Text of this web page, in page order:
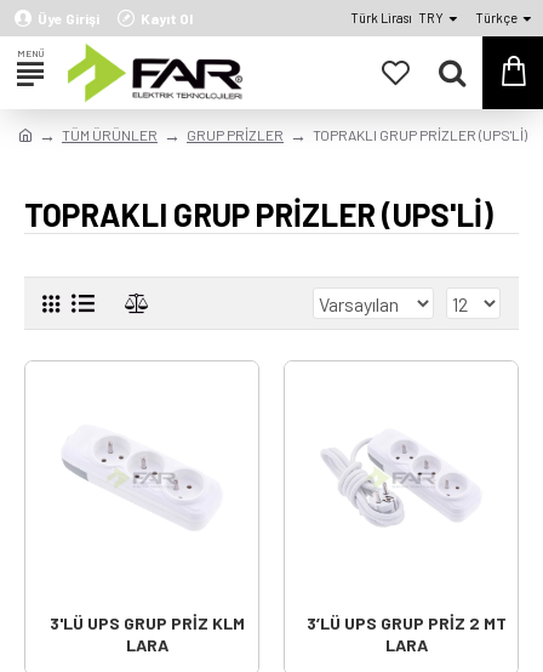
Üye Girişi Kayıt Ol Türk Lirası TRY Türkçe
TÜM ÜRÜNLER GRUP PRİZLER TOPRAKLI GRUP PRİZLER (UPS'Lİ)
TOPRAKLI GRUP PRİZLER (UPS'Lİ)
3'LÜ UPS GRUP PRİZ KLM
LARA
3’LÜ UPS GRUP PRİZ 2 MT
LARA